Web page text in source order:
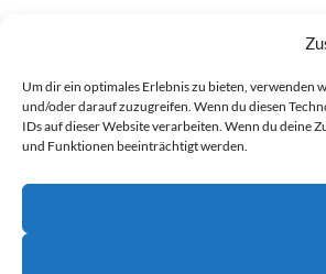
Um dir ein optimales Erlebnis zu bieten, verwenden
und/oder darauf zuzugreifen. Wenn du diesen
IDs auf dieser Website verarbeiten. Wenn du deine
und Funktionen beeinträchtigt werden.